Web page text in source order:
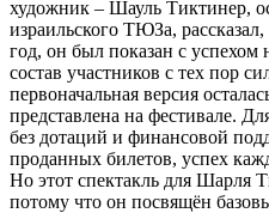
художник – Шауль Тиктинер,
израильского ТЮЗа,
год, он был показан с успехом
состав участников с тех пор
первоначальная версия
представлена на фестивале.
без дотаций и финансовой
проданных билетов, успех
Но этот спектакль для Шарля
потому что он посвящён